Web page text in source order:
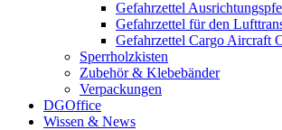
Gefahrzettel
Gefahrzettel für den
Gefahrzettel Cargo Aircraft
Sperrholzkisten
Zubehör & Klebebänder
Verpackungen
DGOffice
Wissen & News